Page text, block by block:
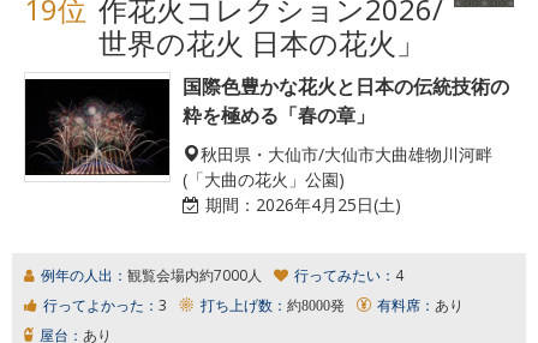
19位 作花火コレクション2026/
世界の花火 日本の花火」
国際色豊かな花火と日本の伝統技術の
粋を極める「春の章」
秋田県・大仙市/大仙市大曲雄物川河畔
(「大曲の花火」公園)
期間： 2026年4月25日(土)
例年の人出： 観覧会場内約7000人 行ってみたい： 4
行ってよかった： 3 打ち上げ数： 約8000発 有料席： あり
屋台： あり